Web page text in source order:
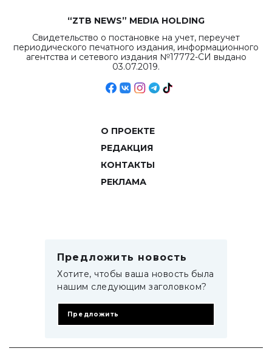
“ZTB NEWS” MEDIA HOLDING
Свидетельство о постановке на учет, переучет
периодического печатного издания, информационного
агентства и сетевого издания №17772-СИ выдано
03.07.2019.
О ПРОЕКТЕ
РЕДАКЦИЯ
КОНТАКТЫ
РЕКЛАМА
Предложить новость
Хотите, чтобы ваша новость была
нашим следующим заголовком?
Предложить